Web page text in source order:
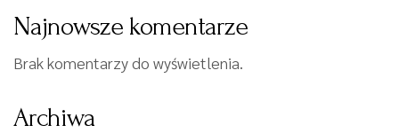
Najnowsze komentarze
Brak komentarzy do wyświetlenia.
Archiwa